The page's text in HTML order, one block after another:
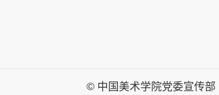
© 中国美术学院党委宣传